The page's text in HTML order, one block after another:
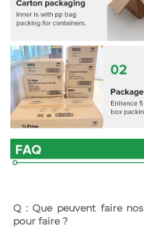
Q : Que peuvent faire nos
pour faire ?